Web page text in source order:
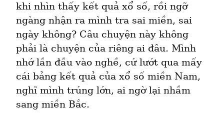
khi nhìn thấy kết quả xổ số, rồi ngỡ
ngàng nhận ra mình tra sai miền, sai
ngày không? Câu chuyện này không
phải là chuyện của riêng ai đâu. Mình
nhớ lần đầu vào nghề, cứ lướt qua mấy
cái bảng kết quả của xổ số miền Nam,
nghĩ mình trúng lớn, ai ngờ lại nhầm
sang miền Bắc.